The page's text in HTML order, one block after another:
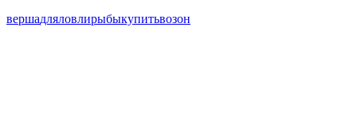
вершадляловлирыбыкупитьвозон